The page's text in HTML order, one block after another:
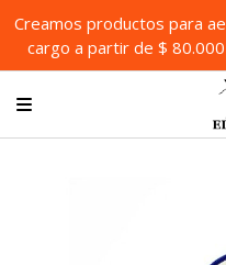
Creamos productos para
cargo a partir de $